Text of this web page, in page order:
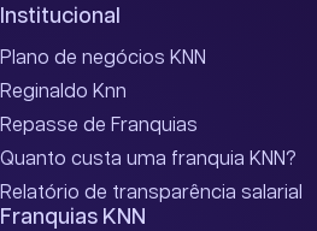
Institucional
Plano de negócios KNN
Reginaldo Knn
Repasse de Franquias
Quanto custa uma franquia KNN?
Relatório de transparência salarial
Franquias KNN